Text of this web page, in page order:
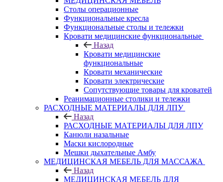
Столы операционные
Функциональные кресла
Функциональные столы и тележки
Кровати медицинские функциональные
Назад
Кровати медицинские
функциональные
Кровати механические
Кровати электрические
Сопутствующие товары для кроватей
Реанимационные столики и тележки
РАСХОДНЫЕ МАТЕРИАЛЫ ДЛЯ ЛПУ
Назад
РАСХОДНЫЕ МАТЕРИАЛЫ ДЛЯ ЛПУ
Канюли назальные
Маски кислородные
Мешки дыхательные Амбу
МЕДИЦИНСКАЯ МЕБЕЛЬ ДЛЯ МАССАЖА
Назад
МЕДИЦИНСКАЯ МЕБЕЛЬ ДЛЯ